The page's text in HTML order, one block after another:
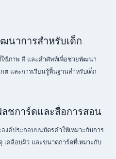
นาการสำหรับเด็ก
ใช้ภาพ สี และคำศัพท์เพื่อช่วยพัฒนา
ต และการเรียนรู้พื้นฐานสำหรับเด็ก
ชการ์ดและสื่อการสอน
งค์ประกอบบนบัตรคำให้เหมาะกับการ
เคลือบผิว และขนาดการ์ดที่เหมาะกับ